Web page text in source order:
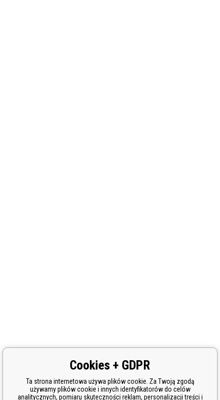
Cookies + GDPR
Ta strona internetowa używa plików cookie. Za Twoją zgodą
używamy plików cookie i innych identyfikatorów do celów
analitycznych, pomiaru skuteczności reklam, personalizacji treści i